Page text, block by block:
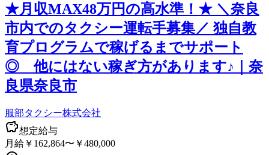
★月収MAX48万円の高水準！★ ＼奈良
市内でのタクシー運転手募集／ 独自教
育プログラムで稼げるまでサポート
◎ 他にはない稼ぎ方があります♪｜奈
良県奈良市
服部タクシー株式会社
想定給与
月給￥162,864〜￥480,000